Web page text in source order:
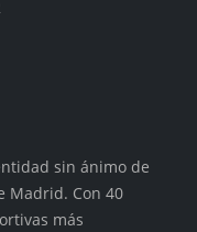
sin ánimo de
Madrid. Con 40
más